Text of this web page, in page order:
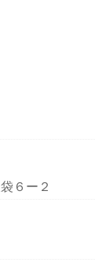
６ー２